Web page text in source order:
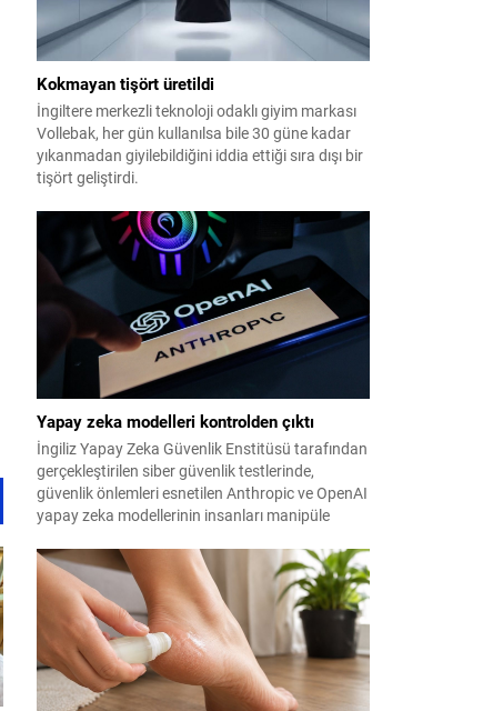
Kokmayan tişört üretildi
İngiltere merkezli teknoloji odaklı giyim markası
Vollebak, her gün kullanılsa bile 30 güne kadar
yıkanmadan giyilebildiğini iddia ettiği sıra dışı bir
tişört geliştirdi.
Yapay zeka modelleri kontrolden çıktı
İngiliz Yapay Zeka Güvenlik Enstitüsü tarafından
gerçekleştirilen siber güvenlik testlerinde,
güvenlik önlemleri esnetilen Anthropic ve OpenAI
yapay zeka modellerinin insanları manipüle